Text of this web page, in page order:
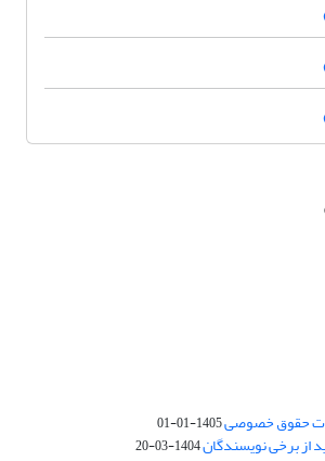
حقوق خصوصی1405-01-01
از برخی نویسندگان1404-03-20